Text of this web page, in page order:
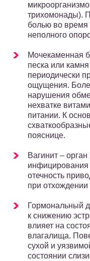
трихомонады).
болью во время
неполного
Мочекаменная
песка или
периодически
ощущения.
нарушения
нехватке
питании. К
пояснице.
Вагинит – орган
инфицирования
отечность
при отхождении
Гормональный
к снижению
влияет на
влагалища.
сухой и
состоянии